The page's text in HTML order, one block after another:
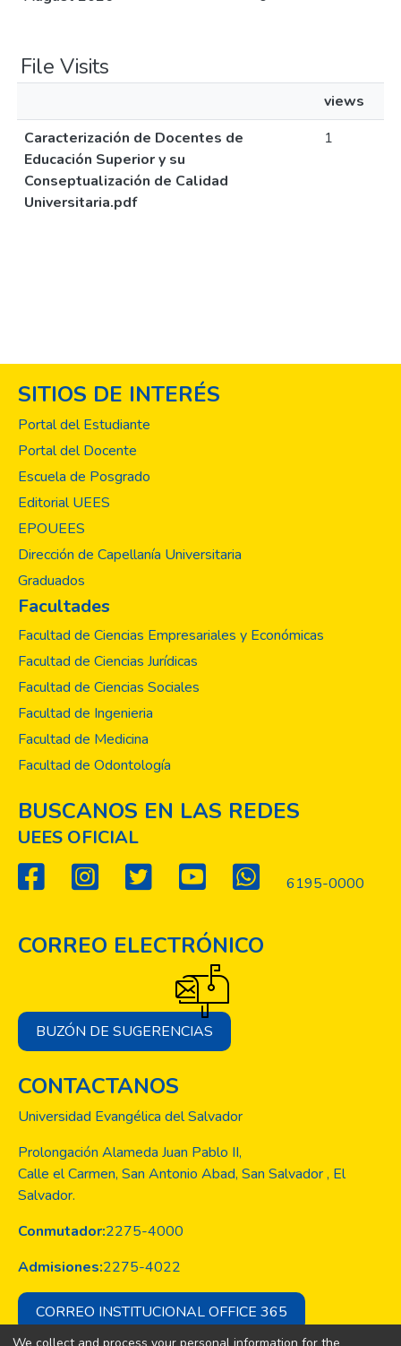
File Visits
views
Caracterización de Docentes de
Educación Superior y su
Conseptualización de Calidad
Universitaria.pdf
1
SITIOS DE INTERÉS
Portal del Estudiante
Portal del Docente
Escuela de Posgrado
Editorial UEES
EPOUEES
Dirección de Capellanía Universitaria
Graduados
Facultades
Facultad de Ciencias Empresariales y Económicas
Facultad de Ciencias Jurídicas
Facultad de Ciencias Sociales
Facultad de Ingenieria
Facultad de Medicina
Facultad de Odontología
BUSCANOS EN LAS REDES
UEES OFICIAL
6195-0000
CORREO ELECTRÓNICO
BUZÓN DE SUGERENCIAS
CONTACTANOS
Universidad Evangélica del Salvador
Prolongación Alameda Juan Pablo II,
Calle el Carmen, San Antonio Abad, San Salvador , El
Salvador.
Conmutador:2275-4000
Admisiones:2275-4022
CORREO INSTITUCIONAL OFFICE 365